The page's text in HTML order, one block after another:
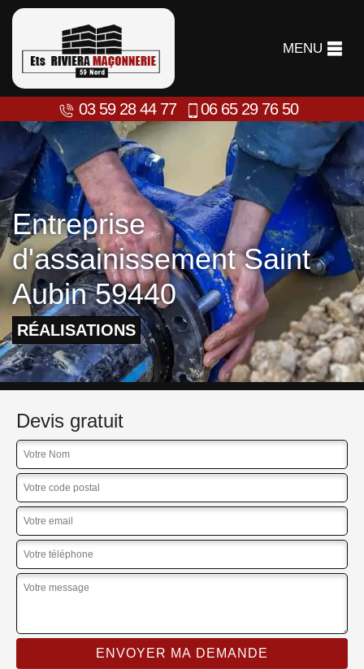
MENU
03 59 28 44 77 06 65 29 76 50
Entreprise
d'assainissement Saint
Aubin 59440
RÉALISATIONS
Devis gratuit